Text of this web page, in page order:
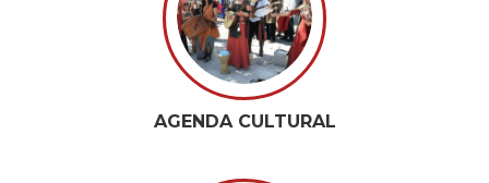
AGENDA CULTURAL